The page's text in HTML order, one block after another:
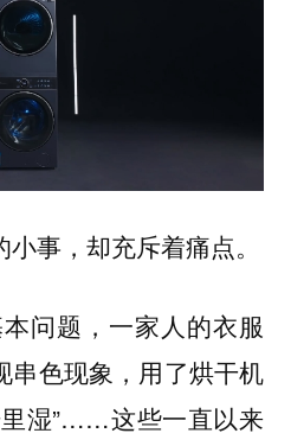
事，却充斥着痛点。
问题，一家人的衣服
串色现象，用了烘干机
里湿”……这些一直以来